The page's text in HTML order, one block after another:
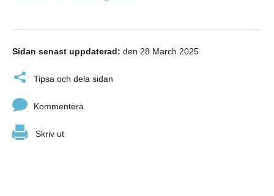
Sidan senast uppdaterad: den 28 March 2025
Tipsa och dela sidan
Kommentera
Skriv ut